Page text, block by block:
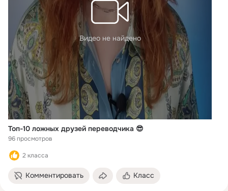
Видео не найдено
Топ-10 ложных друзей переводчика 😎
96 просмотров
2 класса
Комментировать Класс